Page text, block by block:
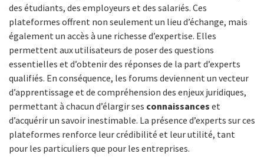
des étudiants, des employeurs et des salariés. Ces
plateformes offrent non seulement un lieu d’échange, mais
également un accès à une richesse d’expertise. Elles
permettent aux utilisateurs de poser des questions
essentielles et d’obtenir des réponses de la part d’experts
qualifiés. En conséquence, les forums deviennent un vecteur
d’apprentissage et de compréhension des enjeux juridiques,
permettant à chacun d’élargir ses connaissances et
d’acquérir un savoir inestimable. La présence d’experts sur ces
plateformes renforce leur crédibilité et leur utilité, tant
pour les particuliers que pour les entreprises.